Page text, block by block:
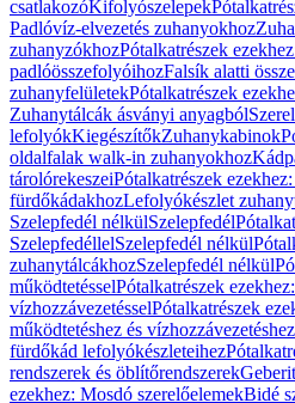
csatlakozóKifolyószelepek
Padlóvíz-elvezetés zuhanyokhoz
zuhanyzókhozPótalkatrészek
padlóösszefolyóihozFalsík alatti
zuhanyfelületekPótalkatrészek
Zuhanytálcák ásványi anyagból
lefolyókKiegészítőkZuhanykabinok
oldalfalak walk-in zuhanyokhoz
tárolórekeszeiPótalkatrészek
fürdőkádakhozLefolyókészlet
Szelepfedél nélkülSzelepfedél
SzelepfedéllelSzelepfedél nélkül
zuhanytálcákhozSzelepfedél nélkül
működtetésselPótalkatrészek
vízhozzávezetésselPótalkatrészek
működtetéshez és vízhozzávezetéshez
fürdőkád lefolyókészleteihez
rendszerek és öblítőrendszerek
ezekhez: Mosdó szerelőelemekBidé